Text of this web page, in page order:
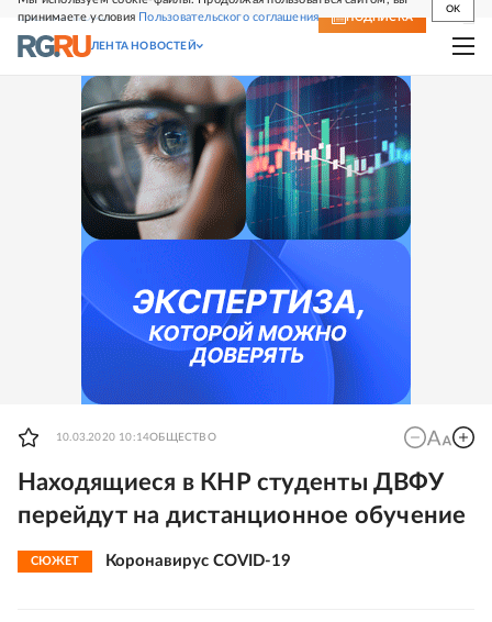
принимаете условия Пользовательского соглашения
OK
СВЕЖИЙ НОМЕР ПОДПИСКА
ЛЕНТА НОВОСТЕЙ
10.03.2020 10:14ОБЩЕСТВО
Находящиеся в КНР студенты ДВФУ
перейдут на дистанционное обучение
СЮЖЕТ Коронавирус COVID-19